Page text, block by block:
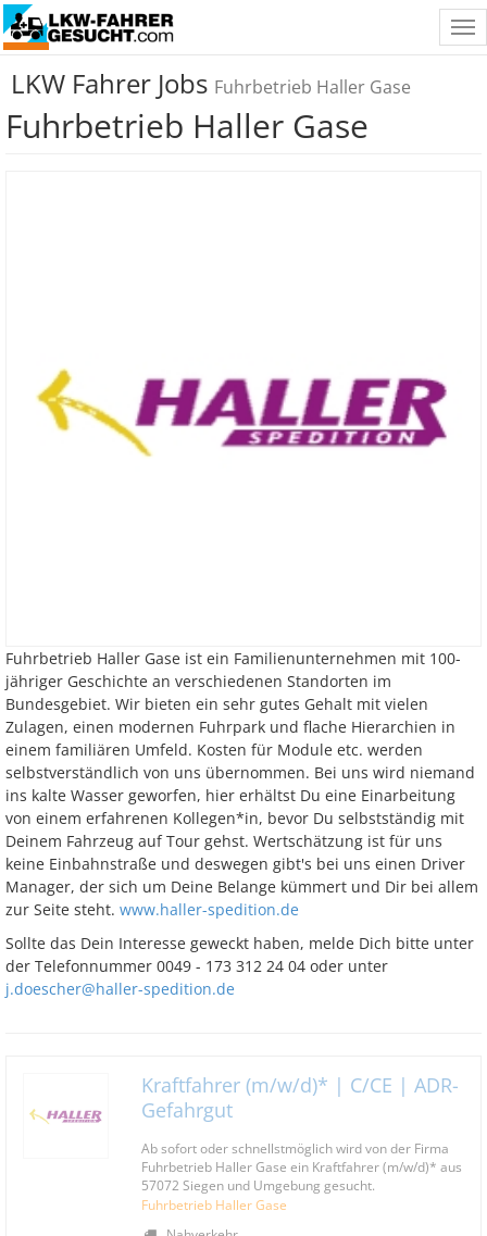
LKW Fahrer Jobs Fuhrbetrieb Haller Gase
Fuhrbetrieb Haller Gase
Fuhrbetrieb Haller Gase ist ein Familienunternehmen mit 100-
jähriger Geschichte an verschiedenen Standorten im
Bundesgebiet. Wir bieten ein sehr gutes Gehalt mit vielen
Zulagen, einen modernen Fuhrpark und flache Hierarchien in
einem familiären Umfeld. Kosten für Module etc. werden
selbstverständlich von uns übernommen. Bei uns wird niemand
ins kalte Wasser geworfen, hier erhältst Du eine Einarbeitung
von einem erfahrenen Kollegen*in, bevor Du selbstständig mit
Deinem Fahrzeug auf Tour gehst. Wertschätzung ist für uns
keine Einbahnstraße und deswegen gibt's bei uns einen Driver
Manager, der sich um Deine Belange kümmert und Dir bei allem
zur Seite steht. www.haller-spedition.de
Sollte das Dein Interesse geweckt haben, melde Dich bitte unter
der Telefonnummer 0049 - 173 312 24 04 oder unter
j.doescher@haller-spedition.de
Kraftfahrer (m/w/d)* | C/CE | ADR-
Gefahrgut
Ab sofort oder schnellstmöglich wird von der Firma
Fuhrbetrieb Haller Gase ein Kraftfahrer (m/w/d)* aus
57072 Siegen und Umgebung gesucht.
Fuhrbetrieb Haller Gase